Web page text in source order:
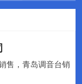
售，青岛调音台销